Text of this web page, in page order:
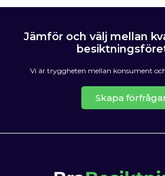
Jämför och välj mellan
Vi är tryggheten mellan konsument
Skapa